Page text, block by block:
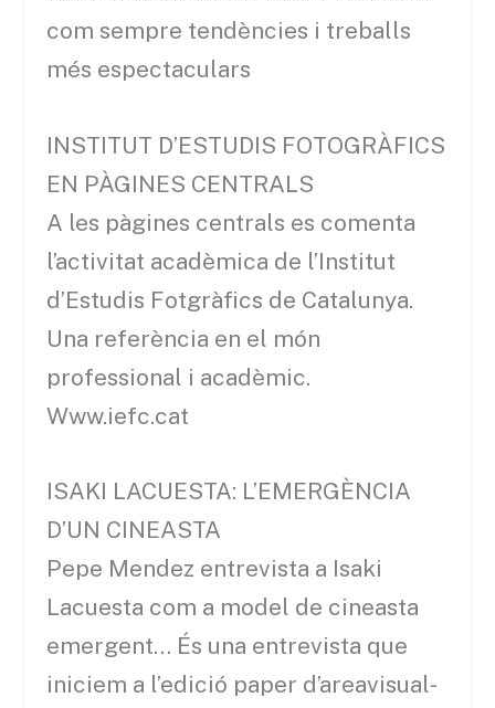
com sempre tendències i treballs
més espectaculars
INSTITUT D’ESTUDIS FOTOGRÀFICS
EN PÀGINES CENTRALS
A les pàgines centrals es comenta
l’activitat acadèmica de l’Institut
d’Estudis Fotgràfics de Catalunya.
Una referència en el món
professional i acadèmic.
Www.iefc.cat
ISAKI LACUESTA: L’EMERGÈNCIA
D’UN CINEASTA
Pepe Mendez entrevista a Isaki
Lacuesta com a model de cineasta
emergent… És una entrevista que
iniciem a l’edició paper d’areavisual-